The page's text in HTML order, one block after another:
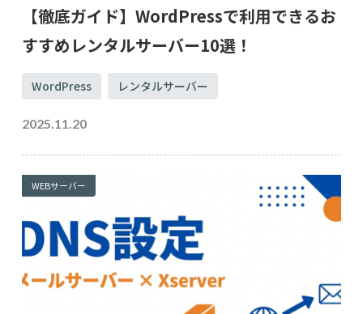
【徹底ガイド】WordPressで利用できるお
すすめレンタルサーバー10選！
WordPress レンタルサーバー
2025.11.20
WEBサーバー